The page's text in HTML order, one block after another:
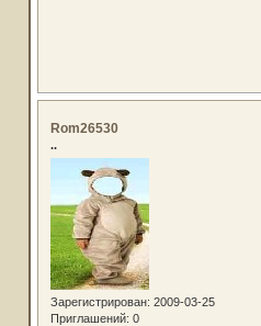
Rom26530
..
Зарегистрирован: 2009-03-25
Приглашений: 0